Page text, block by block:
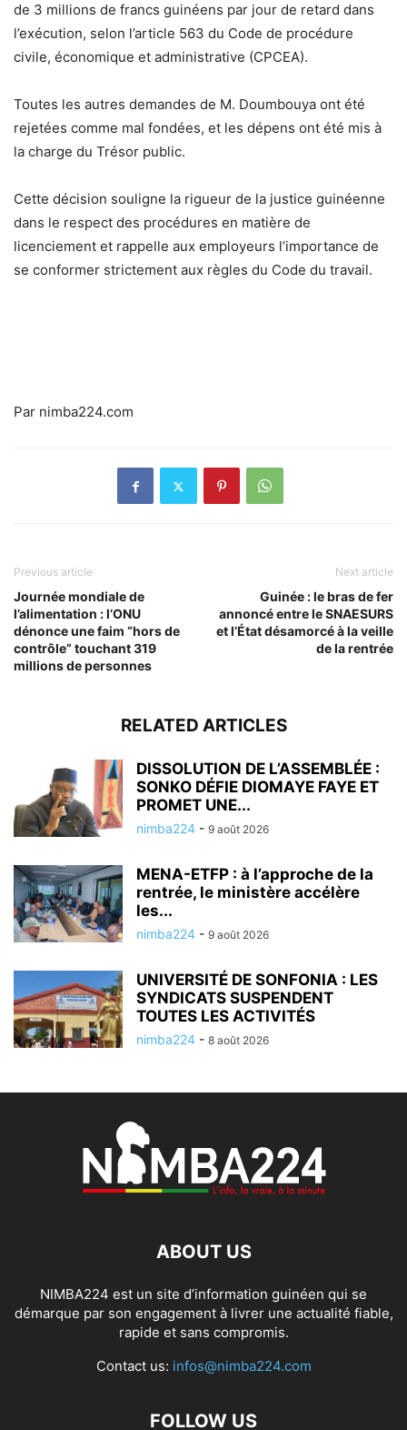
de 3 millions de francs guinéens par jour de retard dans
l’exécution, selon l’article 563 du Code de procédure
civile, économique et administrative (CPCEA).
Toutes les autres demandes de M. Doumbouya ont été
rejetées comme mal fondées, et les dépens ont été mis à
la charge du Trésor public.
Cette décision souligne la rigueur de la justice guinéenne
dans le respect des procédures en matière de
licenciement et rappelle aux employeurs l’importance de
se conformer strictement aux règles du Code du travail.
Par nimba224.com
Previous article
Journée mondiale de
l’alimentation : l’ONU
dénonce une faim “hors de
contrôle” touchant 319
millions de personnes
Next article
Guinée : le bras de fer
annoncé entre le SNAESURS
et l’État désamorcé à la veille
de la rentrée
RELATED ARTICLES
DISSOLUTION DE L’ASSEMBLÉE :
SONKO DÉFIE DIOMAYE FAYE ET
PROMET UNE...
nimba224 - 9 août 2026
MENA-ETFP : à l’approche de la
rentrée, le ministère accélère
les...
nimba224 - 9 août 2026
UNIVERSITÉ DE SONFONIA : LES
SYNDICATS SUSPENDENT
TOUTES LES ACTIVITÉS
nimba224 - 8 août 2026
ABOUT US
NIMBA224 est un site d’information guinéen qui se
démarque par son engagement à livrer une actualité fiable,
rapide et sans compromis.
Contact us: infos@nimba224.com
FOLLOW US